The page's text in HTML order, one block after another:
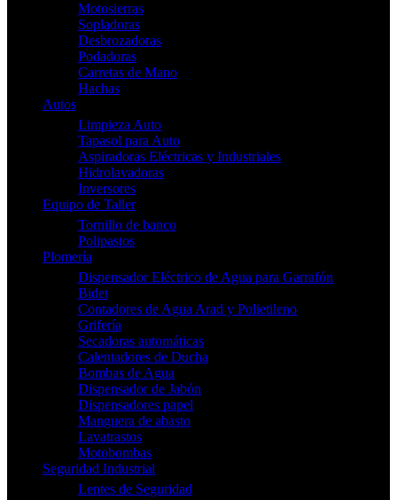
Motosierras
Sopladoras
Desbrozadoras
Podadoras
Carretas de Mano
Hachas
Autos
Limpieza Auto
Tapasol para Auto
Aspiradoras Eléctricas y Industriales
Hidrolavadoras
Inversores
Equipo de Taller
Tornillo de banco
Polipastos
Plomería
Dispensador Eléctrico de Agua para Garrafón
Bidet
Contadores de Agua Arad y Polietileno
Grifería
Secadoras automáticas
Calentadores de Ducha
Bombas de Agua
Dispensador de Jabón
Dispensadores papel
Manguera de abasto
Lavatrastos
Motobombas
Seguridad Industrial
Lentes de Seguridad